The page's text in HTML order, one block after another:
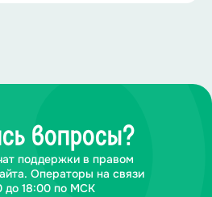
вопросы?
поддержки в правом
Операторы на связи
до 18:00 по МСК